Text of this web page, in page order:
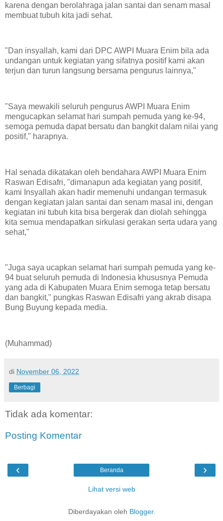
karena dengan berolahraga jalan santai dan senam masal
membuat tubuh kita jadi sehat.
"Dan insyallah, kami dari DPC AWPI Muara Enim bila ada
undangan untuk kegiatan yang sifatnya positif kami akan
terjun dan turun langsung bersama pengurus lainnya,"
"Saya mewakili seluruh pengurus AWPI Muara Enim
mengucapkan selamat hari sumpah pemuda yang ke-94,
semoga pemuda dapat bersatu dan bangkit dalam nilai yang
positif," harapnya.
Hal senada dikatakan oleh bendahara AWPI Muara Enim
Raswan Edisafri, "dimanapun ada kegiatan yang positif,
kami Insyallah akan hadir memenuhi undangan termasuk
dengan kegiatan jalan santai dan senam masal ini, dengan
kegiatan ini tubuh kita bisa bergerak dan diolah sehingga
kita semua mendapatkan sirkulasi gerakan serta udara yang
sehat,"
"Juga saya ucapkan selamat hari sumpah pemuda yang ke-
94 buat seluruh pemuda di Indonesia khususnya Pemuda
yang ada di Kabupaten Muara Enim semoga tetap bersatu
dan bangkit," pungkas Raswan Edisafri yang akrab disapa
Bung Buyung kepada media.
(Muhammad)
di November 06, 2022
Berbagi
Tidak ada komentar:
Posting Komentar
‹ ›
Beranda
Lihat versi web
Diberdayakan oleh Blogger.